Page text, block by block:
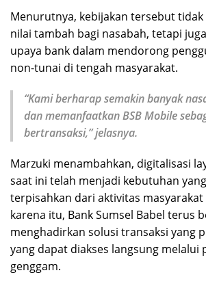
Menurutnya, kebijakan tersebut
nilai tambah bagi nasabah, tetapi
upaya bank dalam mendorong
non-tunai di tengah masyarakat.
“Kami berharap semakin banyak
dan memanfaatkan BSB Mobile
bertransaksi,” jelasnya.
Marzuki menambahkan, digitalisasi
saat ini telah menjadi kebutuhan
terpisahkan dari aktivitas
karena itu, Bank Sumsel Babel terus
menghadirkan solusi transaksi yang
yang dapat diakses langsung melalui
genggam.